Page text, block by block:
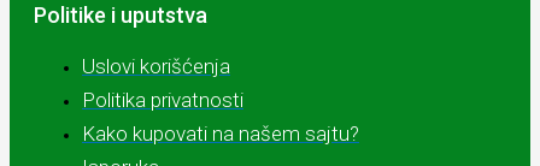
Politike i uputstva
Uslovi korišćenja
Politika privatnosti
Kako kupovati na našem sajtu?